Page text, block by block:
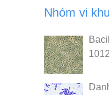
Nhóm vi